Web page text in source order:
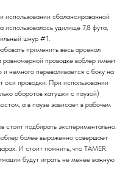
использовании сбалансированной
использовалось удилище 7,8 фута,
шнур #1.
применить весь арсенал
проводке воблер имеет
и немного переваливается с боку на
оси проводки. При использовании
оборотов катушки с паузой)
а в паузе зависает в рабочем
стоит подбирать экспериментально.
более выраженно совершает
И стоит помнить, что TAMER
будут играть не менее важную